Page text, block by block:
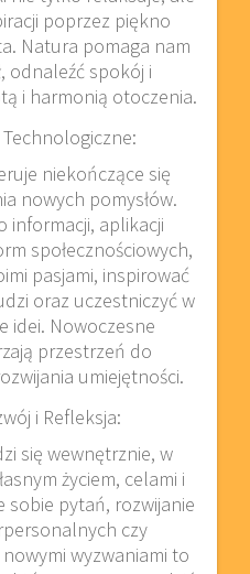
poprzez piękno
Natura pomaga nam
odnaleźć spokój i
i harmonią otoczenia.
niekończące się
nowych pomysłów.
informacji, aplikacji
społecznościowych,
pasjami, inspirować
oraz uczestniczyć w
idei. Nowoczesne
przestrzeń do
umiejętności.
i Refleksja:
się wewnętrznie, w
życiem, celami i
sobie pytań, rozwijanie
czy
wyzwaniami to